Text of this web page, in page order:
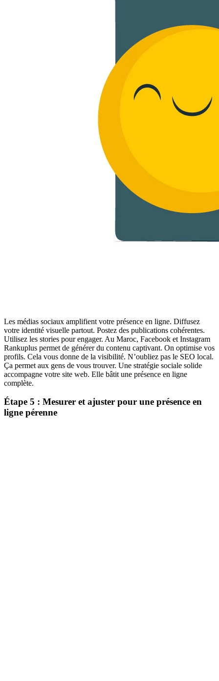
Les médias sociaux amplifient votre présence en ligne. Diffusez
votre identité visuelle partout. Postez des publications cohérentes.
Utilisez les stories pour engager. Au Maroc, Facebook et Instagram
Rankuplus permet de générer du contenu captivant. On optimise vos
profils. Cela vous donne de la visibilité. N’oubliez pas le SEO local.
Ça permet aux gens de vous trouver. Une stratégie sociale solide
accompagne votre site web. Elle bâtit une présence en ligne
complète.
Étape 5 : Mesurer et ajuster pour une présence en
ligne pérenne